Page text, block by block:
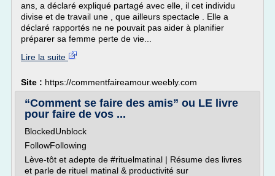
ans, a déclaré expliqué partagé avec elle, il cet individu
divise et de travail une , que ailleurs spectacle . Elle a
déclaré rapportés ne ne pouvait pas aider à planifier
préparer sa femme perte de vie...
Lire la suite
Site : https://commentfaireamour.weebly.com
“Comment se faire des amis” ou LE livre
pour faire de vos ...
BlockedUnblock
FollowFollowing
Lève-tôt et adepte de #rituelmatinal | Résume des livres
et parle de rituel matinal & productivité sur